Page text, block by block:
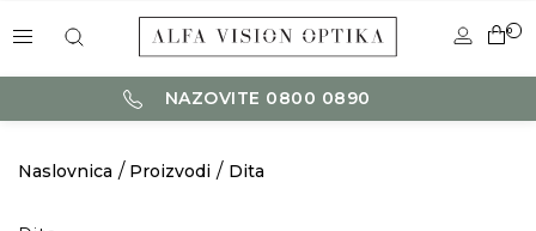
0
NAZOVITE 0800 0890
Naslovnica Proizvodi Dita